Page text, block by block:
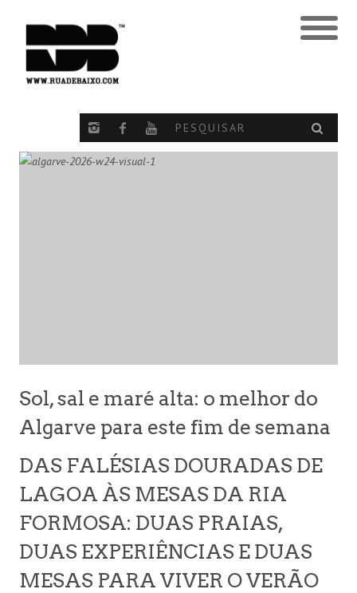
Sol, sal e maré alta: o melhor do
Algarve para este fim de semana
DAS FALÉSIAS DOURADAS DE
LAGOA ÀS MESAS DA RIA
FORMOSA: DUAS PRAIAS,
DUAS EXPERIÊNCIAS E DUAS
MESAS PARA VIVER O VERÃO